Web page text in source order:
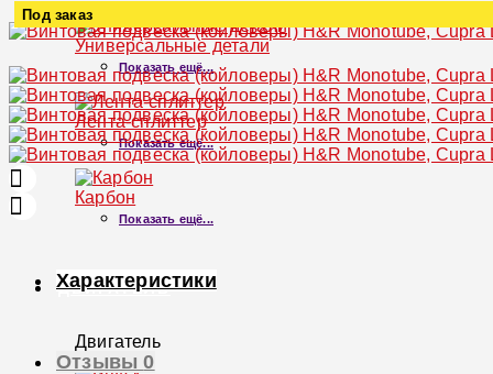
Универсальные детали
Показать ещё...
Лента-сплиттер
Показать ещё...
Карбон
Показать ещё...
ДВИГАТЕЛЬ
Двигатель
×
Под заказ
Увеличить
Характеристики
Отзывы0